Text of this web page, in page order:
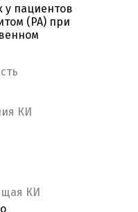
у пациентов
(РА) при
КИ
КИ